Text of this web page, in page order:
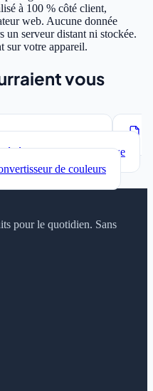
à 100 % côté client,
web. Aucune donnée
un serveur distant ni stockée.
sur votre appareil.
vous
de casse
de mots de passe
de couleurs
pour le quotidien. Sans